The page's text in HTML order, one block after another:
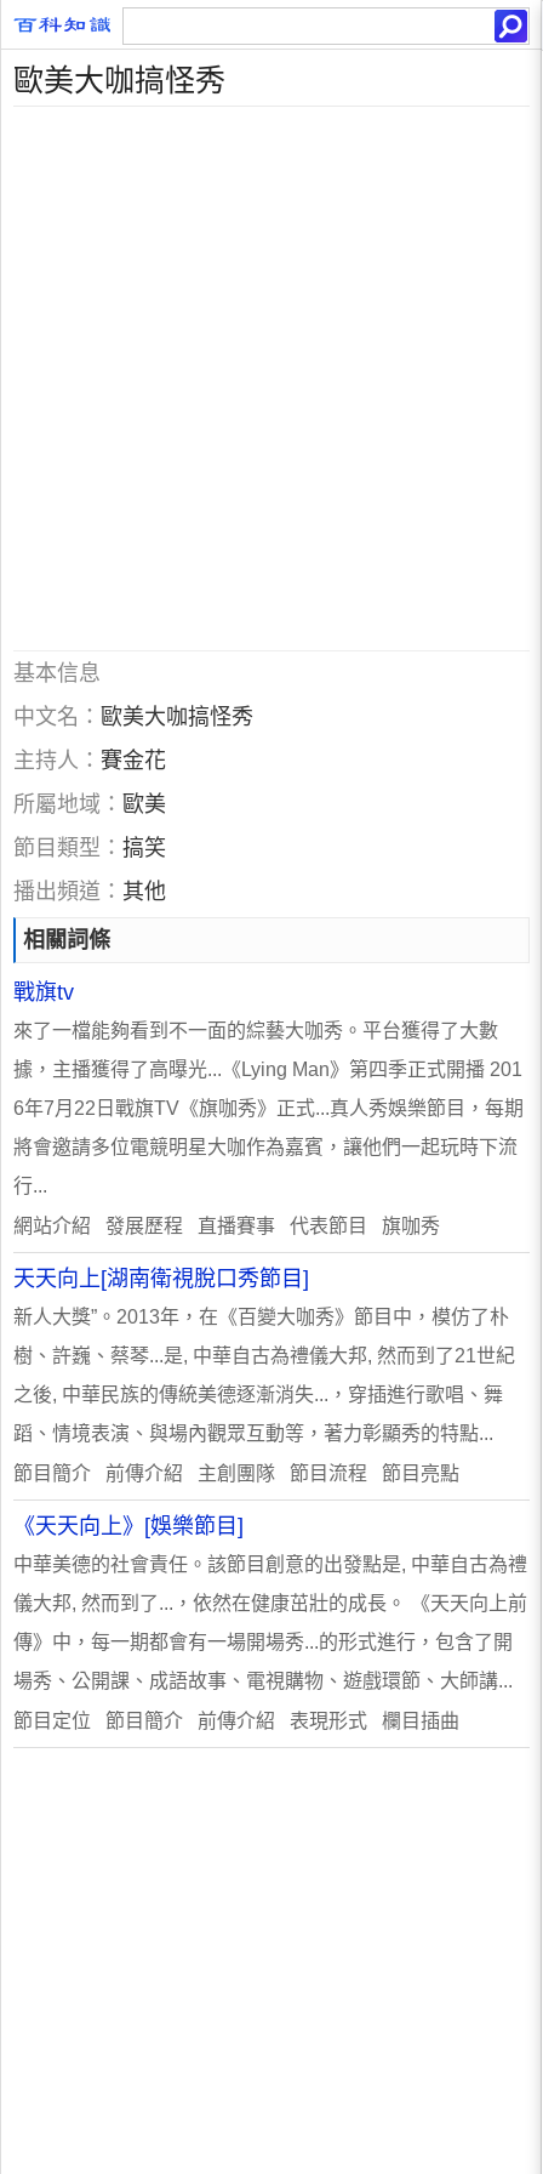
歐美大咖搞怪秀
基本信息
中文名： 歐美大咖搞怪秀
主持人： 賽金花
所屬地域： 歐美
節目類型： 搞笑
播出頻道： 其他
相關詞條
戰旗tv
來了一檔能夠看到不一面的綜藝大咖秀。平台獲得了大數
據，主播獲得了高曝光...《Lying Man》第四季正式開播 201
6年7月22日戰旗TV《旗咖秀》正式...真人秀娛樂節目，每期
將會邀請多位電競明星大咖作為嘉賓，讓他們一起玩時下流
行...
網站介紹 發展歷程 直播賽事 代表節目 旗咖秀
天天向上[湖南衛視脫口秀節目]
新人大獎”。2013年，在《百變大咖秀》節目中，模仿了朴
樹、許巍、蔡琴...是, 中華自古為禮儀大邦, 然而到了21世紀
之後, 中華民族的傳統美德逐漸消失...，穿插進行歌唱、舞
蹈、情境表演、與場內觀眾互動等，著力彰顯秀的特點...
節目簡介 前傳介紹 主創團隊 節目流程 節目亮點
《天天向上》[娛樂節目]
中華美德的社會責任。該節目創意的出發點是, 中華自古為禮
儀大邦, 然而到了...，依然在健康茁壯的成長。 《天天向上前
傳》中，每一期都會有一場開場秀...的形式進行，包含了開
場秀、公開課、成語故事、電視購物、遊戲環節、大師講...
節目定位 節目簡介 前傳介紹 表現形式 欄目插曲